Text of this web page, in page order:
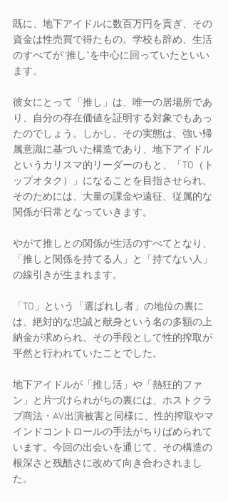
既に、地下アイドルに数百万円を貢ぎ、その
資金は性売買で得たもの。学校も辞め、生活
のすべてが“推し”を中心に回っていたといい
ます。
彼女にとって「推し」は、唯一の居場所であ
り、自分の存在価値を証明する対象でもあっ
たのでしょう。しかし、その実態は、強い帰
属意識に基づいた構造であり、地下アイドル
というカリスマ的リーダーのもと、「TO（ト
ップオタク）」になることを目指させられ、
そのためには、大量の課金や遠征、従属的な
関係が日常となっていきます。
やがて推しとの関係が生活のすべてとなり、
「推しと関係を持てる人」と「持てない人」
の線引きが生まれます。
「TO」という「選ばれし者」の地位の裏に
は、絶対的な忠誠と献身という名の多額の上
納金が求められ、その手段として性的搾取が
平然と行われていたことでした。
地下アイドルが「推し活」や「熱狂的ファ
ン」と片づけられがちの裏には、ホストクラ
ブ商法・AV出演被害と同様に、性的搾取やマ
インドコントロールの手法がちりばめられて
います。今回の出会いを通じて、その構造の
根深さと残酷さに改めて向き合わされまし
た。